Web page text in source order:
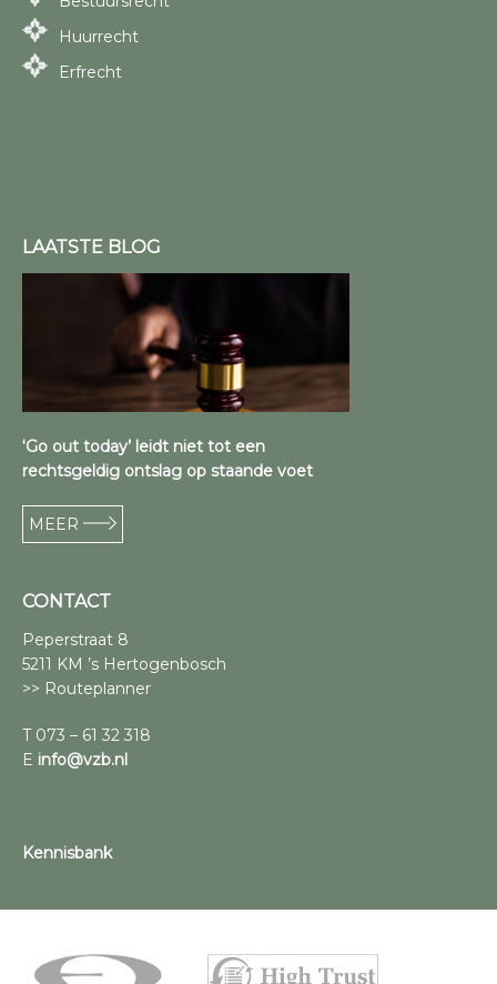
Huurrecht
Erfrecht
LAATSTE BLOG
‘Go out today’ leidt niet tot een
rechtsgeldig ontslag op staande voet
MEER
CONTACT
Peperstraat 8
5211 KM ’s Hertogenbosch
>> Routeplanner
T 073 – 61 32 318
E info@vzb.nl
Kennisbank